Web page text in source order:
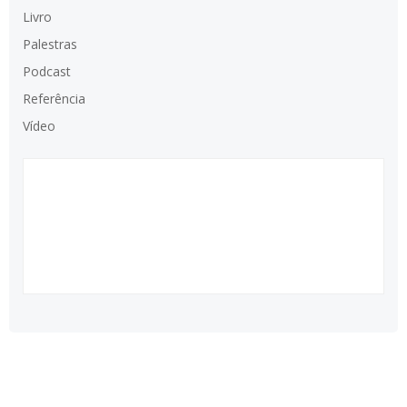
Livro
Palestras
Podcast
Referência
Vídeo